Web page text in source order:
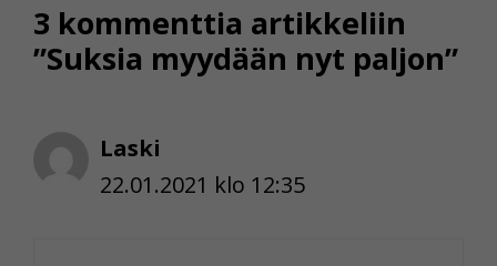
3 kommenttia artikkeliin
”Suksia myydään nyt paljon”
Laski
22.01.2021 klo 12:35